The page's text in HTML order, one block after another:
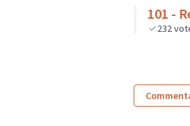
101 -
232